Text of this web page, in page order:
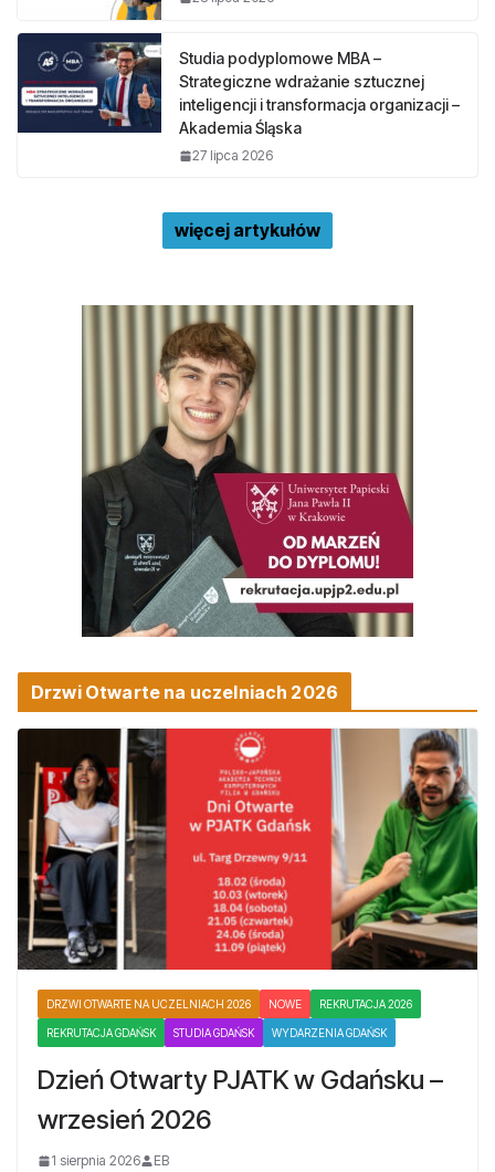
Studia podyplomowe MBA –
Strategiczne wdrażanie sztucznej
inteligencji i transformacja organizacji –
Akademia Śląska
27 lipca 2026
więcej artykułów
Drzwi Otwarte na uczelniach 2026
DRZWI OTWARTE NA UCZELNIACH 2026 NOWE REKRUTACJA 2026
REKRUTACJA GDAŃSK STUDIA GDAŃSK WYDARZENIA GDAŃSK
Dzień Otwarty PJATK w Gdańsku –
wrzesień 2026
1 sierpnia 2026 EB